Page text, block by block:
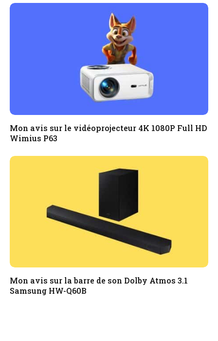
Mon avis sur le vidéoprojecteur 4K 1080P Full HD
Wimius P63
Mon avis sur la barre de son Dolby Atmos 3.1
Samsung HW-Q60B